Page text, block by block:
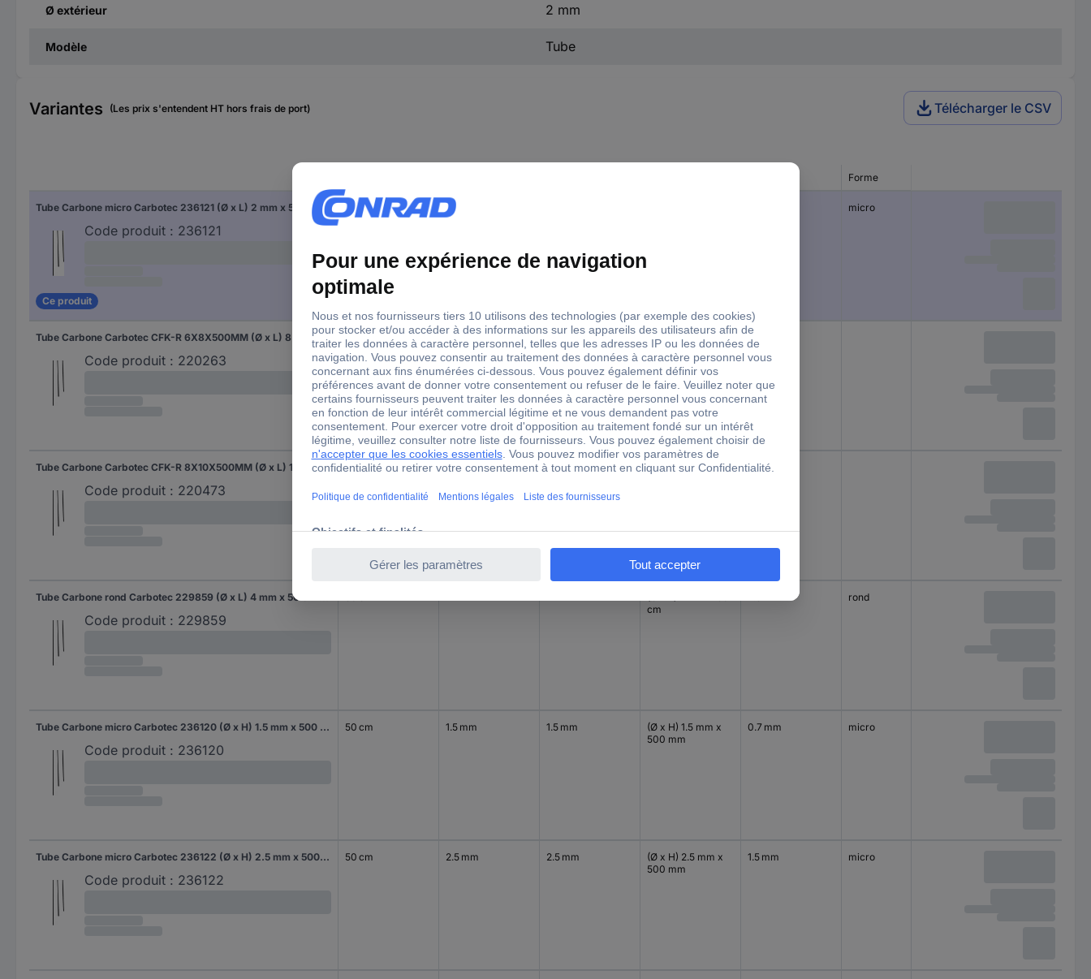
Ø extérieur 2 mm
Modèle Tube
Variantes (Les prix s'entendent HT hors frais de port) Télécharger le CSV
Forme
Tube Carbone micro Carbotec 236121 (Ø x L) 2 mm x 50 cm Diamètre intérieur: 1 mm 1 pc(s)
Code produit : 236121
Ce produit
50 cm 2 mm micro
Tube Carbone Carbotec CFK-R 6X8X500MM (Ø x L) 8 mm x 500 mm Diamètre intérieur: 6 mm 1 pc(s)
Code produit : 220263
500 mm 8 mm
(Ø x L) 8 mm x
500 mm
6 mm
Tube Carbone Carbotec CFK-R 8X10X500MM (Ø x L) 10 mm x 50 cm Diamètre intérieur: 8 mm 1 pc(s)
Code produit : 220473
50 cm 10 mm
(Ø x L) 10 mm x 50
8 mm
Code produit : 229859
cm
rond
Tube Carbone micro Carbotec 236120 (Ø x H) 1.5 mm x 500 mm Diamètre intérieur: 0.7 mm 1 pc(s)
Code produit : 236120
50 cm 1.5 mm 1.5 mm
(Ø x H) 1.5 mm x
500 mm
0.7 mm micro
Tube Carbone micro Carbotec 236122 (Ø x H) 2.5 mm x 500 mm Diamètre intérieur: 1.5 mm 1 pc(s)
Code produit : 236122
50 cm 2.5 mm 2.5 mm
(Ø x H) 2.5 mm x
500 mm
1.5 mm micro